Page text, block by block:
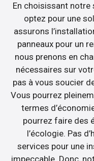
En choisissant notre
optez pour une
assurons
panneaux pour un
nous prenons en
nécessaires sur
pas à vous soucier
Vous pourrez
termes
pourrez faire des
l’écologie. Pas
services pour une